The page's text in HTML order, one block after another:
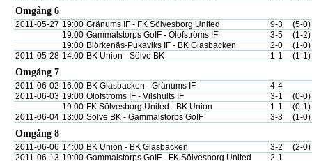
Omgång 6
2011-05-27 19:00 Gränums IF - FK Sölvesborg United 9-3
(5-0)
19:00 Gammalstorps GoIF - Olofströms IF 3-5
(1-2)
19:00 Björkenäs-Pukaviks IF - BK Glasbacken 2-0
(1-0)
2011-05-28 14:00 BK Union - Sölve BK 1-1 (1-1)
Omgång 7
2011-06-02 16:00 BK Glasbacken - Gränums IF
4-4
2011-06-03 19:00 Olofströms IF - Vilshults IF 3-1
(0-0)
19:00 FK Sölvesborg United - BK Union 1-1
(0-1)
2011-06-04 13:00 Sölve BK - Gammalstorps GoIF 3-3 (1-0)
Omgång 8
2011-06-06 14:00 BK Union - BK Glasbacken 3-2
(2-0)
2011-06-13 19:00 Gammalstorps GoIF - FK Sölvesborg United
2-1